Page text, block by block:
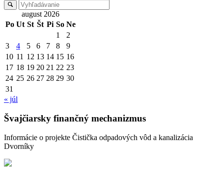
august 2026
Po Ut St Št Pi So Ne
1
2
3
4 5 6 7 8
9
10 11 12 13 14 15 16
17 18 19 20 21 22 23
24 25 26 27 28 29 30
31
« júl
Švajčiarsky finančný mechanizmus
Informácie o projekte Čistička odpadových vôd a kanalizácia
Dvorníky